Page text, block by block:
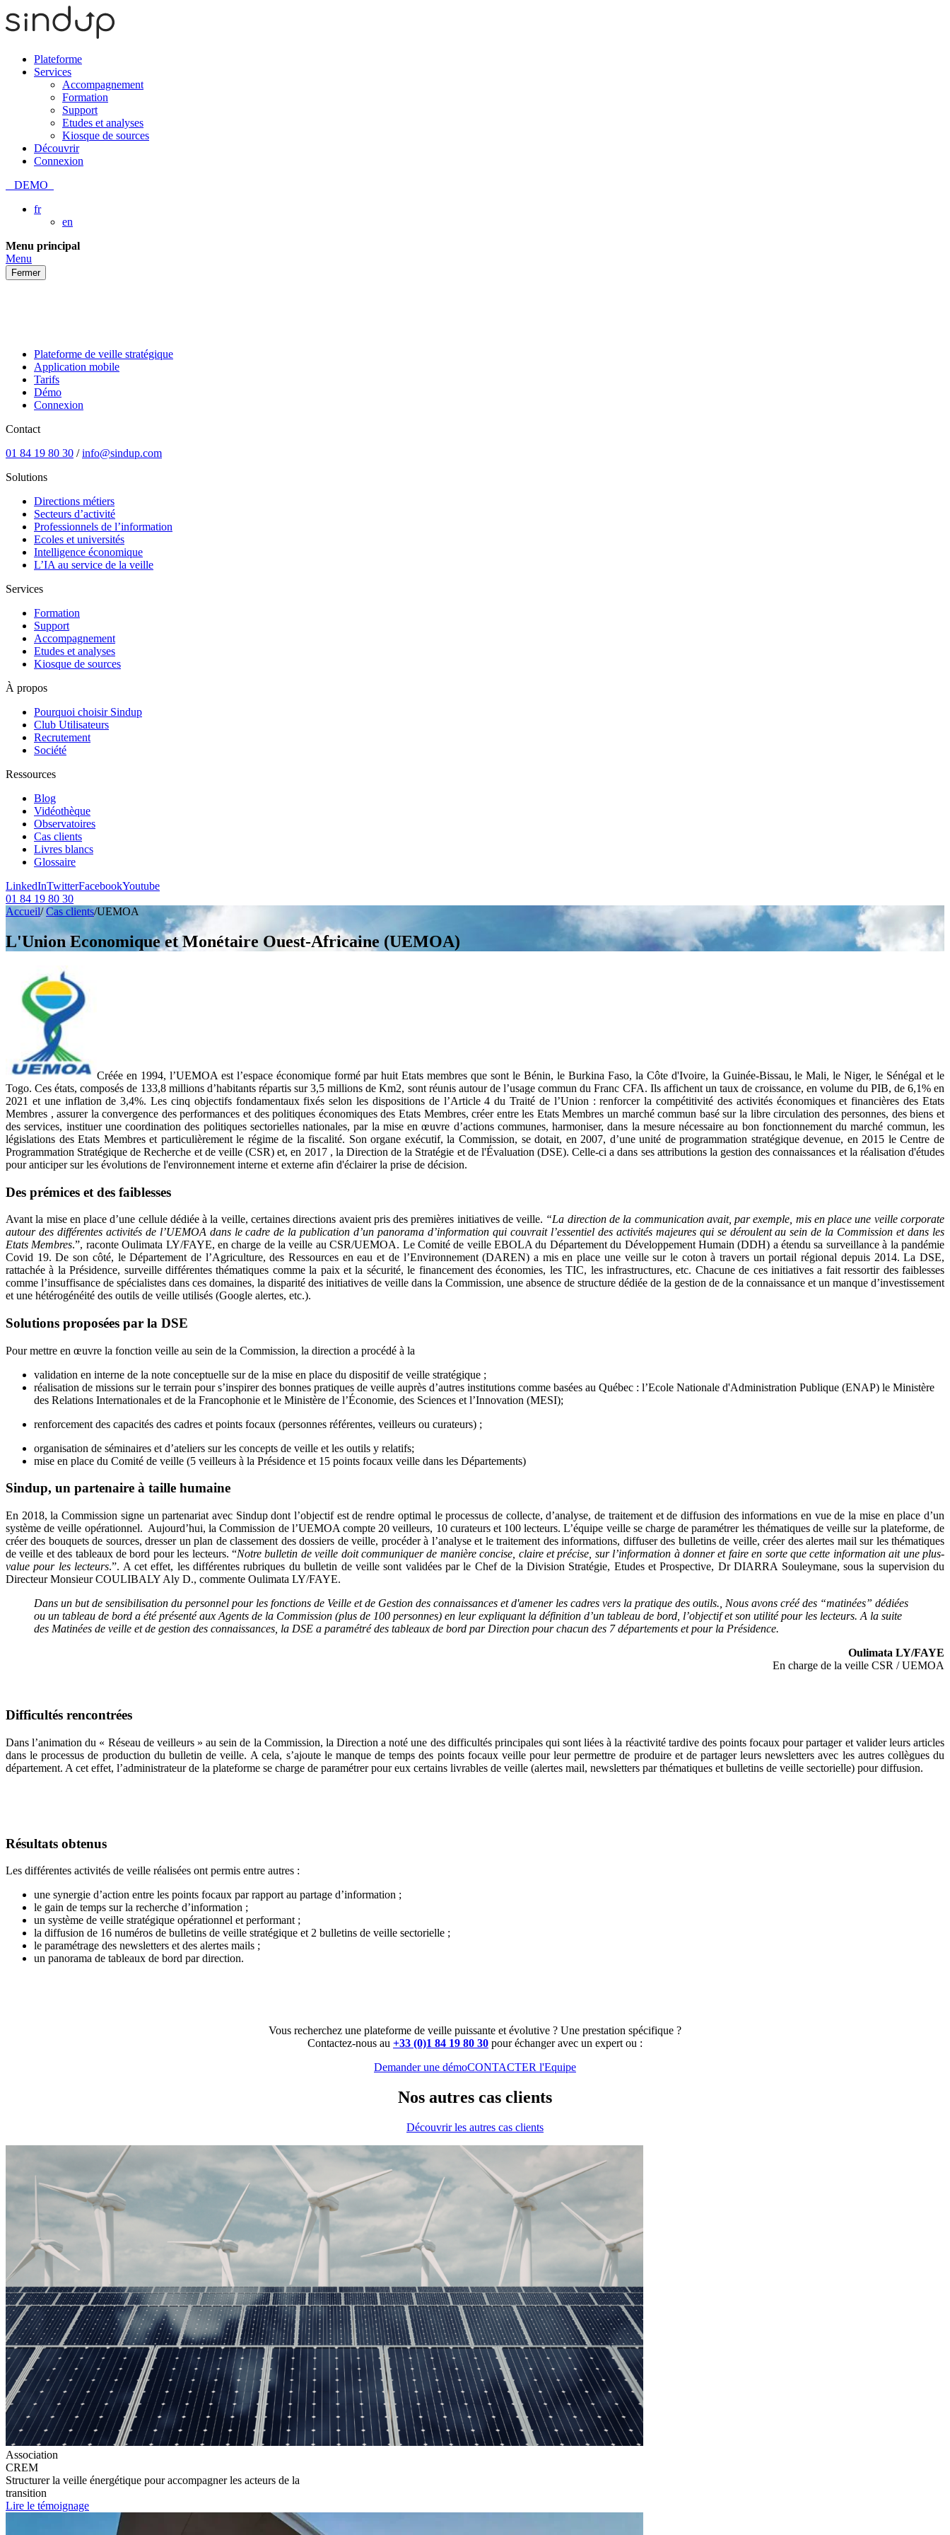
Plateforme
Services
Accompagnement
Formation
Support
Etudes et analyses
Kiosque de sources
Découvrir
Connexion
DEMO
fr
en
Passer
au
contenu
Menu principal
Menu
Fermer
Plateforme de veille stratégique
Application mobile
Tarifs
Démo
Connexion
Contact
01 84 19 80 30 /info@sindup.com
Solutions
Directions métiers
Secteurs d’activité
Professionnels de l’information
Ecoles et universités
Intelligence économique
L’IA au service de la veille
Services
Formation
Support
Accompagnement
Etudes et analyses
Kiosque de sources
À propos
Pourquoi choisir Sindup
Club Utilisateurs
Recrutement
Société
Ressources
Blog
Vidéothèque
Observatoires
Cas clients
Livres blancs
Glossaire
LinkedInTwitterFacebookYoutube
01 84 19 80 30
Accueil/ Cas clients/UEMOA
L'Union Economique et Monétaire Ouest-Africaine (UEMOA)
Créée en 1994, l’UEMOA est l’espace économique formé par huit Etats membres que sont le Bénin, le Burkina Faso, la Côte d'Ivoire, la Guinée-Bissau, le Mali, le Niger, le Sénégal et le
Togo. Ces états, composés de 133,8 millions d’habitants répartis sur 3,5 millions de Km2, sont réunis autour de l’usage commun du Franc CFA. Ils affichent un taux de croissance, en volume du PIB, de 6,1% en
2021 et une inflation de 3,4%. Les cinq objectifs fondamentaux fixés selon les dispositions de l’Article 4 du Traité de l’Union : renforcer la compétitivité des activités économiques et financières des Etats
Membres , assurer la convergence des performances et des politiques économiques des Etats Membres, créer entre les Etats Membres un marché commun basé sur la libre circulation des personnes, des biens et
des services, instituer une coordination des politiques sectorielles nationales, par la mise en œuvre d’actions communes, harmoniser, dans la mesure nécessaire au bon fonctionnement du marché commun, les
législations des Etats Membres et particulièrement le régime de la fiscalité. Son organe exécutif, la Commission, se dotait, en 2007, d’une unité de programmation stratégique devenue, en 2015 le Centre de
Programmation Stratégique de Recherche et de veille (CSR) et, en 2017 , la Direction de la Stratégie et de l'Évaluation (DSE). Celle-ci a dans ses attributions la gestion des connaissances et la réalisation d'études
pour anticiper sur les évolutions de l'environnement interne et externe afin d'éclairer la prise de décision.
Des prémices et des faiblesses
Avant la mise en place d’une cellule dédiée à la veille, certaines directions avaient pris des premières initiatives de veille. “La direction de la communication avait, par exemple, mis en place une veille corporate
autour des différentes activités de l’UEMOA dans le cadre de la publication d’un panorama d’information qui couvrait l’essentiel des activités majeures qui se déroulent au sein de la Commission et dans les
Etats Membres.”, raconte Oulimata LY/FAYE, en charge de la veille au CSR/UEMOA. Le Comité de veille EBOLA du Département du Développement Humain (DDH) a étendu sa surveillance à la pandémie
Covid 19. De son côté, le Département de l’Agriculture, des Ressources en eau et de l’Environnement (DAREN) a mis en place une veille sur le coton à travers un portail régional depuis 2014. La DSE,
rattachée à la Présidence, surveille différentes thématiques comme la paix et la sécurité, le financement des économies, les TIC, les infrastructures, etc. Chacune de ces initiatives a fait ressortir des faiblesses
comme l’insuffisance de spécialistes dans ces domaines, la disparité des initiatives de veille dans la Commission, une absence de structure dédiée de la gestion de de la connaissance et un manque d’investissement
et une hétérogénéité des outils de veille utilisés (Google alertes, etc.).
Solutions proposées par la DSE
Pour mettre en œuvre la fonction veille au sein de la Commission, la direction a procédé à la
validation en interne de la note conceptuelle sur de la mise en place du dispositif de veille stratégique ;
réalisation de missions sur le terrain pour s’inspirer des bonnes pratiques de veille auprès d’autres institutions comme basées au Québec : l’Ecole Nationale d'Administration Publique (ENAP) le Ministère
des Relations Internationales et de la Francophonie et le Ministère de l’Économie, des Sciences et l’Innovation (MESI);
renforcement des capacités des cadres et points focaux (personnes référentes, veilleurs ou curateurs) ;
organisation de séminaires et d’ateliers sur les concepts de veille et les outils y relatifs;
mise en place du Comité de veille (5 veilleurs à la Présidence et 15 points focaux veille dans les Départements)
Sindup, un partenaire à taille humaine
En 2018, la Commission signe un partenariat avec Sindup dont l’objectif est de rendre optimal le processus de collecte, d’analyse, de traitement et de diffusion des informations en vue de la mise en place d’un
système de veille opérationnel. Aujourd’hui, la Commission de l’UEMOA compte 20 veilleurs, 10 curateurs et 100 lecteurs. L’équipe veille se charge de paramétrer les thématiques de veille sur la plateforme, de
créer des bouquets de sources, dresser un plan de classement des dossiers de veille, procéder à l’analyse et le traitement des informations, diffuser des bulletins de veille, créer des alertes mail sur les thématiques
de veille et des tableaux de bord pour les lecteurs. “Notre bulletin de veille doit communiquer de manière concise, claire et précise, sur l’information à donner et faire en sorte que cette information ait une plus-
value pour les lecteurs.”. A cet effet, les différentes rubriques du bulletin de veille sont validées par le Chef de la Division Stratégie, Etudes et Prospective, Dr DIARRA Souleymane, sous la supervision du
Directeur Monsieur COULIBALY Aly D., commente Oulimata LY/FAYE.
Dans un but de sensibilisation du personnel pour les fonctions de Veille et de Gestion des connaissances et d'amener les cadres vers la pratique des outils., Nous avons créé des “matinées” dédiées
ou un tableau de bord a été présenté aux Agents de la Commission (plus de 100 personnes) en leur expliquant la définition d’un tableau de bord, l’objectif et son utilité pour les lecteurs. A la suite
des Matinées de veille et de gestion des connaissances, la DSE a paramétré des tableaux de bord par Direction pour chacun des 7 départements et pour la Présidence.
Oulimata LY/FAYE
En charge de la veille CSR / UEMOA
Difficultés rencontrées
Dans l’animation du « Réseau de veilleurs » au sein de la Commission, la Direction a noté une des difficultés principales qui sont liées à la réactivité tardive des points focaux pour partager et valider leurs articles
dans le processus de production du bulletin de veille. A cela, s’ajoute le manque de temps des points focaux veille pour leur permettre de produire et de partager leurs newsletters avec les autres collègues du
département. A cet effet, l’administrateur de la plateforme se charge de paramétrer pour eux certains livrables de veille (alertes mail, newsletters par thématiques et bulletins de veille sectorielle) pour diffusion.
Résultats obtenus
Les différentes activités de veille réalisées ont permis entre autres :
une synergie d’action entre les points focaux par rapport au partage d’information ;
le gain de temps sur la recherche d’information ;
un système de veille stratégique opérationnel et performant ;
la diffusion de 16 numéros de bulletins de veille stratégique et 2 bulletins de veille sectorielle ;
le paramétrage des newsletters et des alertes mails ;
un panorama de tableaux de bord par direction.
Vous recherchez une plateforme de veille puissante et évolutive ? Une prestation spécifique ?
Contactez-nous au +33 (0)1 84 19 80 30 pour échanger avec un expert ou :
Demander une démoCONTACTER l'Equipe
Nos autres cas clients
Découvrir les autres cas clients
Association
CREM
Structurer la veille énergétique pour accompagner les acteurs de la
transition
Lire le témoignage